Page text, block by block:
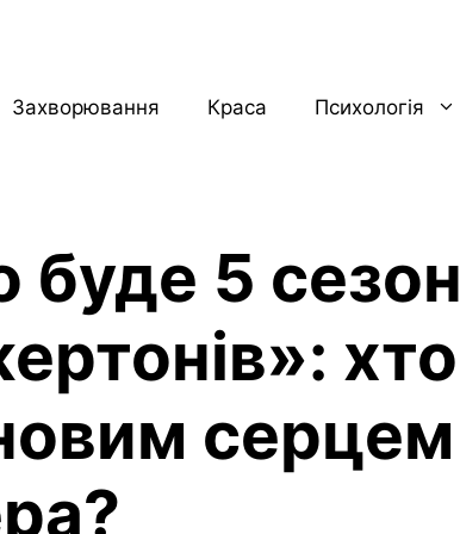
Захворювання Краса Психологія
5 сезон
хто
серцем